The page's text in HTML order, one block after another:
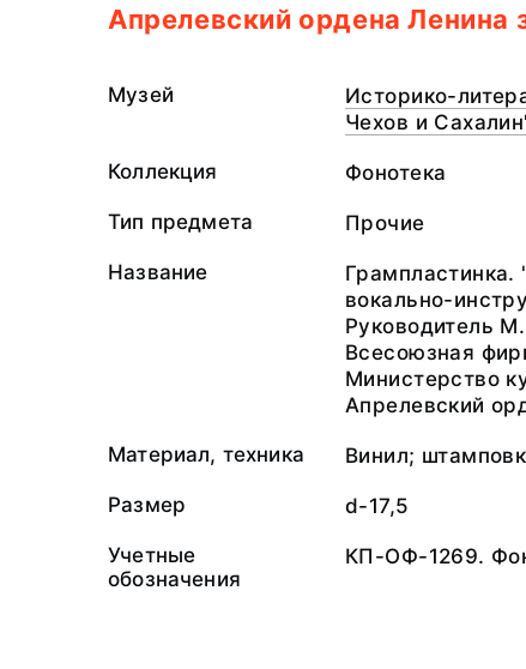
Апрелевский ордена Ленина
Музей
Историко-
Чехов и
Коллекция Фонотека
Тип предмета Прочие
Название
Грампластинка.
вокально-
Руководитель
Всесоюзная
Министерство
Апрелевский
Материал, техника Винил;
Размер d-17,5
Учетные
обозначения
КП-ОФ-1269.